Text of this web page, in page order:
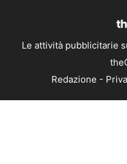
Le attività pubblicitarie
Redazione -